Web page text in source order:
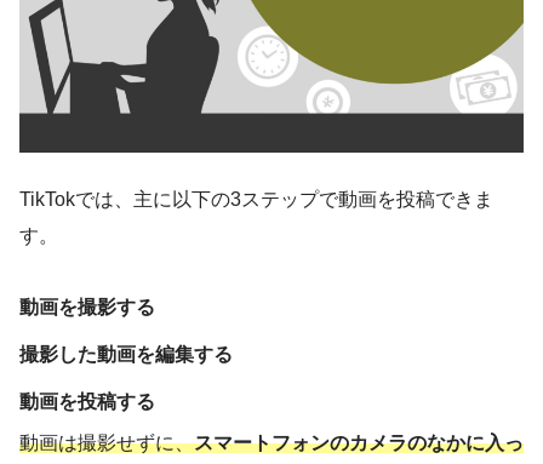
TikTokでは、主に以下の3ステップで動画を投稿できま
す。
動画を撮影する
撮影した動画を編集する
動画を投稿する
動画は撮影せずに、スマートフォンのカメラのなかに入っ